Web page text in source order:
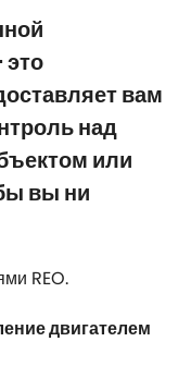
это
вам
над
или
вы ни
REO.
двигателем